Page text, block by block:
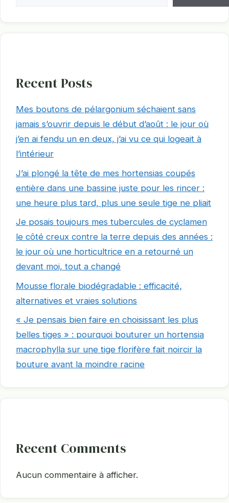
Recent Posts
Mes boutons de pélargonium séchaient sans
jamais s’ouvrir depuis le début d’août : le jour où
j’en ai fendu un en deux, j’ai vu ce qui logeait à
l’intérieur
J’ai plongé la tête de mes hortensias coupés
entière dans une bassine juste pour les rincer :
une heure plus tard, plus une seule tige ne pliait
Je posais toujours mes tubercules de cyclamen
le côté creux contre la terre depuis des années :
le jour où une horticultrice en a retourné un
devant moi, tout a changé
Mousse florale biodégradable : efficacité,
alternatives et vraies solutions
« Je pensais bien faire en choisissant les plus
belles tiges » : pourquoi bouturer un hortensia
macrophylla sur une tige florifère fait noircir la
bouture avant la moindre racine
Recent Comments
Aucun commentaire à afficher.